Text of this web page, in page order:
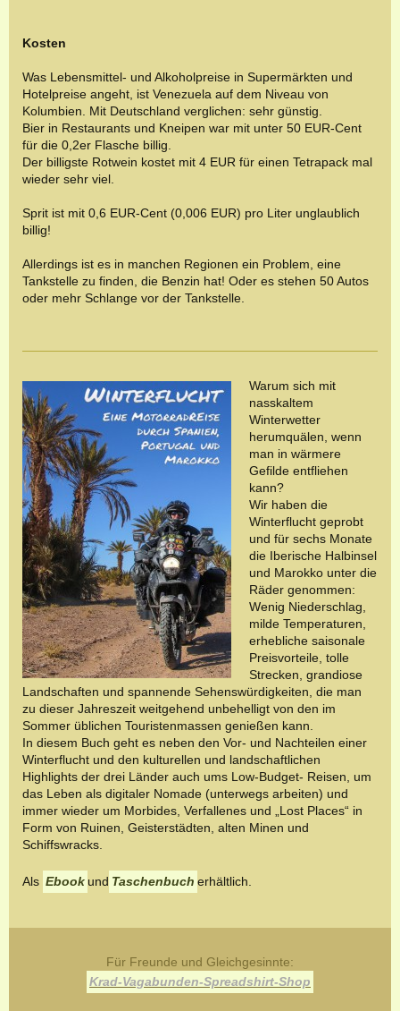
Kosten
Was Lebensmittel- und Alkoholpreise in Supermärkten und
Hotelpreise angeht, ist Venezuela auf dem Niveau von
Kolumbien. Mit Deutschland verglichen: sehr günstig.
Bier in Restaurants und Kneipen war mit unter 50 EUR-Cent
für die 0,2er Flasche billig.
Der billigste Rotwein kostet mit 4 EUR für einen Tetrapack mal
wieder sehr viel.
Sprit ist mit 0,6 EUR-Cent (0,006 EUR) pro Liter unglaublich
billig!
Allerdings ist es in manchen Regionen ein Problem, eine
Tankstelle zu finden, die Benzin hat! Oder es stehen 50 Autos
oder mehr Schlange vor der Tankstelle.
Warum sich mit
nasskaltem
Winterwetter
herumquälen, wenn
man in wärmere
Gefilde entfliehen
kann?
Wir haben die
Winterflucht geprobt
und für sechs Monate
die Iberische Halbinsel
und Marokko unter die
Räder genommen:
Wenig Niederschlag,
milde Temperaturen,
erhebliche saisonale
Preisvorteile, tolle
Strecken, grandiose
Landschaften und spannende Sehenswürdigkeiten, die man
zu dieser Jahreszeit weitgehend unbehelligt von den im
Sommer üblichen Touristenmassen genießen kann.
In diesem Buch geht es neben den Vor- und Nachteilen einer
Winterflucht und den kulturellen und landschaftlichen
Highlights der drei Länder auch ums Low-Budget- Reisen, um
das Leben als digitaler Nomade (unterwegs arbeiten) und
immer wieder um Morbides, Verfallenes und „Lost Places“ in
Form von Ruinen, Geisterstädten, alten Minen und
Schiffswracks.
Als Ebook und Taschenbuch erhältlich.
Für Freunde und Gleichgesinnte:
Krad-Vagabunden-Spreadshirt-Shop